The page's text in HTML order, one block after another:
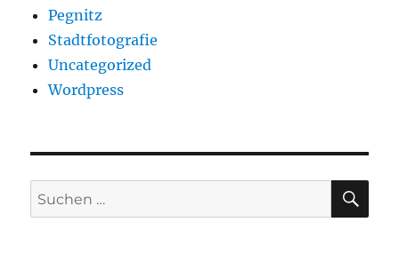
Pegnitz
Stadtfotografie
Uncategorized
Wordpress
Suchen
nach: